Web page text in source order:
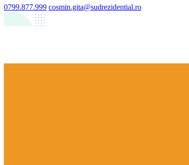
0799.877.999 cosmin.gita@sudrezidential.ro